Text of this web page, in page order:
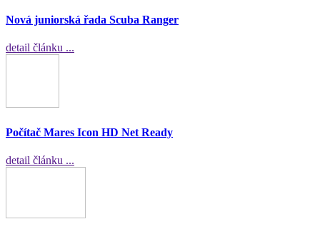
Nová juniorská řada Scuba Ranger
detail článku ...
Počítač Mares Icon HD Net Ready
detail článku ...